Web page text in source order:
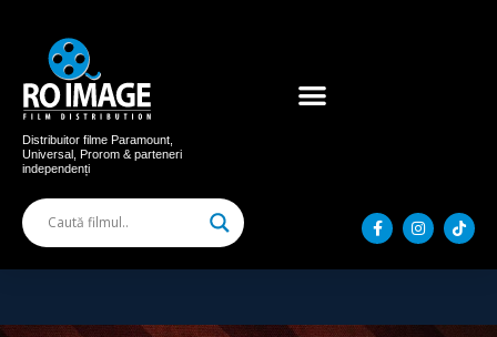
Distribuitor filme Paramount,
Universal, Prorom & parteneri
independenți